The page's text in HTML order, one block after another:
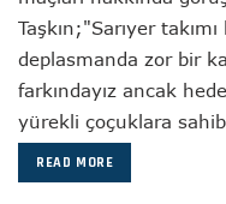
Taşkın;"Sarıyer
deplasmanda zor bir
farkındayız ancak
yürekli çoçuklara
READ MORE